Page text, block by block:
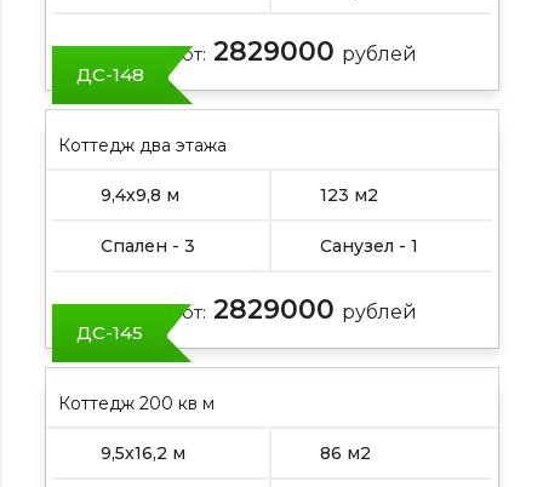
Цена от: 2829000 рублей
ДС-148
Коттедж два этажа
9,4х9,8 м 123 м2
Спален - 3 Санузел - 1
Цена от: 2829000 рублей
ДС-145
Коттедж 200 кв м
9,5х16,2 м 86 м2